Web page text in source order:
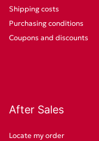
Shipping costs
Purchasing conditions
Coupons and discounts
After Sales
Locate my order